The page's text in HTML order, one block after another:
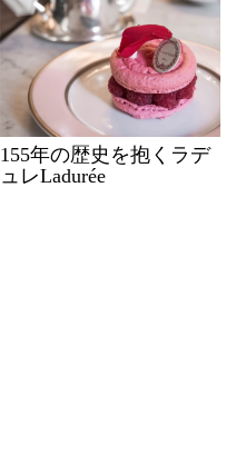
155年の歴史を抱くラデ
ュレLadurée